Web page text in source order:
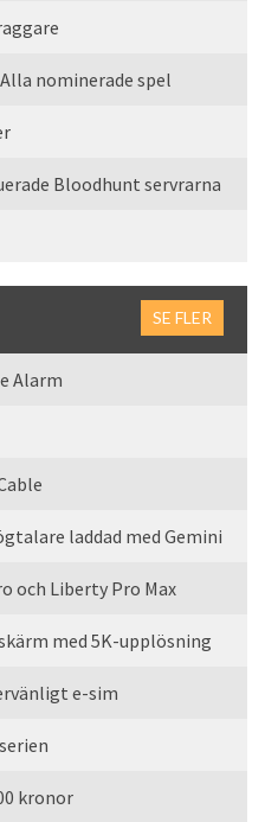
nominerade spel
Bloodhunt servrarna
SE FLER
Alarm
laddad med Gemini
och Liberty Pro Max
med 5K-upplösning
e-sim
kronor